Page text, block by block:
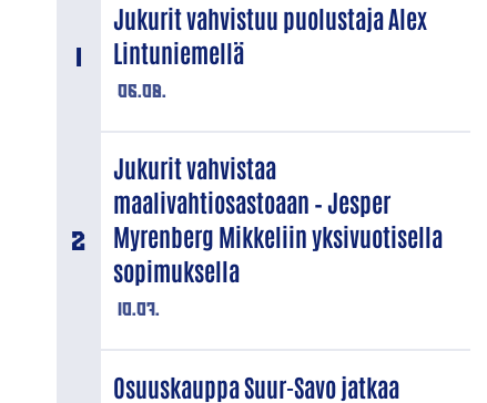
06.08.
Jukurit vahvistuu puolustaja Alex
Lintuniemellä
10.07.
Jukurit vahvistaa
maalivahtiosastoaan – Jesper
Myrenberg Mikkeliin yksivuotisella
sopimuksella
Osuuskauppa Suur-Savo jatkaa